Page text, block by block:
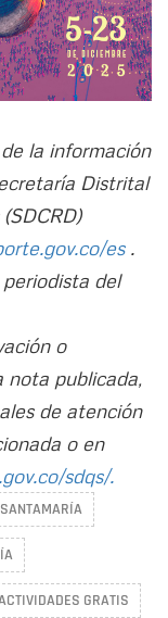
la información
Distrital
es .
del
o
nota publicada,
de atención
o en
sdqs/.
GRATIS